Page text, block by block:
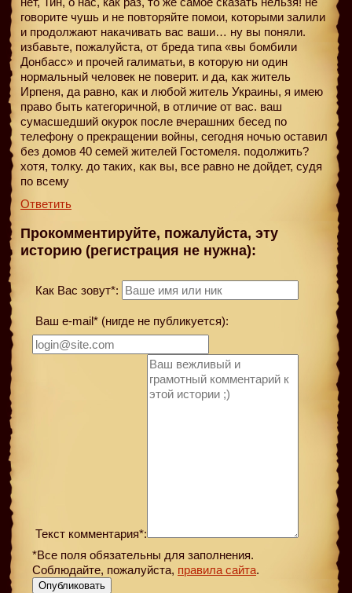
говорите чушь и не повторяйте помои, которыми залили
и продолжают накачивать вас ваши… ну вы поняли.
избавьте, пожалуйста, от бреда типа «вы бомбили
Донбасс» и прочей галиматьи, в которую ни один
нормальный человек не поверит. и да, как житель
Ирпеня, да равно, как и любой житель Украины, я имею
право быть категоричной, в отличие от вас. ваш
сумасшедший окурок после вчерашних бесед по
телефону о прекращении войны, сегодня ночью оставил
без домов 40 семей жителей Гостомеля. подолжить?
хотя, толку. до таких, как вы, все равно не дойдет, судя
по всему
Ответить
Прокомментируйте, пожалуйста, эту
историю (регистрация не нужна):
Как Вас зовут*:
Ваш e-mail* (нигде не публикуется):
Текст комментария*:
*Все поля обязательны для заполнения.
Соблюдайте, пожалуйста, правила сайта.
Опубликовать